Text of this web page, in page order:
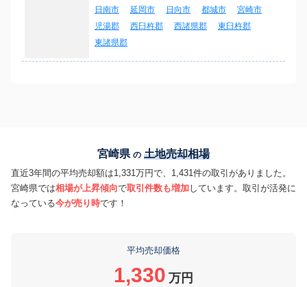
日南市
延岡市 日向市 都城市
宮崎市
児湯郡
西臼杵郡 西諸県郡
東臼杵郡
東諸県郡
宮崎県 の 土地売却相場
直近3年間の平均売却額は1,331万円で、1,431件の取引がありました。
宮崎県では相場が上昇傾向で取引件数も増加しています。取引が活発に
なっている今が売り時です！
平均売却価格
1,330 万円